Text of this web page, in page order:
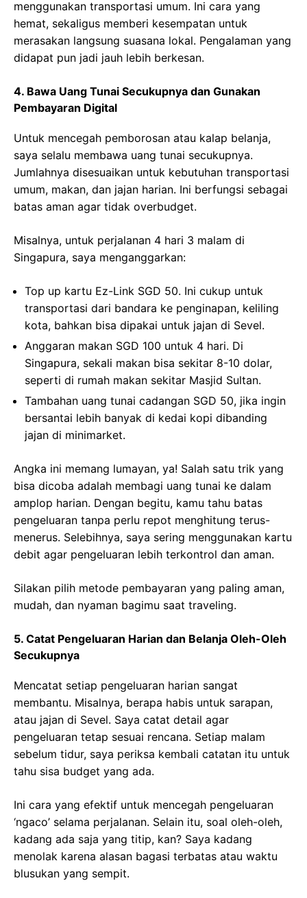
menggunakan transportasi umum. Ini cara yang
hemat, sekaligus memberi kesempatan untuk
merasakan langsung suasana lokal. Pengalaman yang
didapat pun jadi jauh lebih berkesan.
4. Bawa Uang Tunai Secukupnya dan Gunakan
Pembayaran Digital
Untuk mencegah pemborosan atau kalap belanja,
saya selalu membawa uang tunai secukupnya.
Jumlahnya disesuaikan untuk kebutuhan transportasi
umum, makan, dan jajan harian. Ini berfungsi sebagai
batas aman agar tidak overbudget.
Misalnya, untuk perjalanan 4 hari 3 malam di
Singapura, saya menganggarkan:
Top up kartu Ez-Link SGD 50. Ini cukup untuk
transportasi dari bandara ke penginapan, keliling
kota, bahkan bisa dipakai untuk jajan di Sevel.
Anggaran makan SGD 100 untuk 4 hari. Di
Singapura, sekali makan bisa sekitar 8-10 dolar,
seperti di rumah makan sekitar Masjid Sultan.
Tambahan uang tunai cadangan SGD 50, jika ingin
bersantai lebih banyak di kedai kopi dibanding
jajan di minimarket.
Angka ini memang lumayan, ya! Salah satu trik yang
bisa dicoba adalah membagi uang tunai ke dalam
amplop harian. Dengan begitu, kamu tahu batas
pengeluaran tanpa perlu repot menghitung terus-
menerus. Selebihnya, saya sering menggunakan kartu
debit agar pengeluaran lebih terkontrol dan aman.
Silakan pilih metode pembayaran yang paling aman,
mudah, dan nyaman bagimu saat traveling.
5. Catat Pengeluaran Harian dan Belanja Oleh-Oleh
Secukupnya
Mencatat setiap pengeluaran harian sangat
membantu. Misalnya, berapa habis untuk sarapan,
atau jajan di Sevel. Saya catat detail agar
pengeluaran tetap sesuai rencana. Setiap malam
sebelum tidur, saya periksa kembali catatan itu untuk
tahu sisa budget yang ada.
Ini cara yang efektif untuk mencegah pengeluaran
‘ngaco’ selama perjalanan. Selain itu, soal oleh-oleh,
kadang ada saja yang titip, kan? Saya kadang
menolak karena alasan bagasi terbatas atau waktu
blusukan yang sempit.